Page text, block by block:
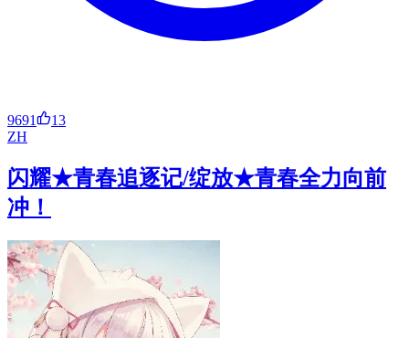
9691
13
ZH
闪耀★青春追逐记/绽放★青春全力向前
冲！